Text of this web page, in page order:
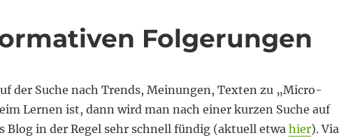
Folgerungen
der Suche nach Trends, Meinungen, Texten zu „Micro-
Lernen ist, dann wird man nach einer kurzen Suche auf
Blog in der Regel sehr schnell fündig (aktuell etwa hier). Via